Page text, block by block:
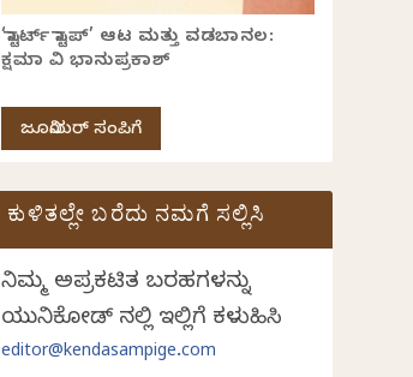
‘ಸ್ಟಾರ್ಟ್ ಸ್ಟಾಪ್’ ಆಟ ಮತ್ತು ವಡಬಾನಲ:
ಕ್ಷಮಾ ವಿ ಭಾನುಪ್ರಕಾಶ್
ಜೂನಿಯರ್ ಸಂಪಿಗೆ
ಕುಳಿತಲ್ಲೇ ಬರೆದು ನಮಗೆ ಸಲ್ಲಿಸಿ
ನಿಮ್ಮ ಅಪ್ರಕಟಿತ ಬರಹಗಳನ್ನು
ಯುನಿಕೋಡ್ ನಲ್ಲಿ ಇಲ್ಲಿಗೆ ಕಳುಹಿಸಿ
editor@kendasampige.com